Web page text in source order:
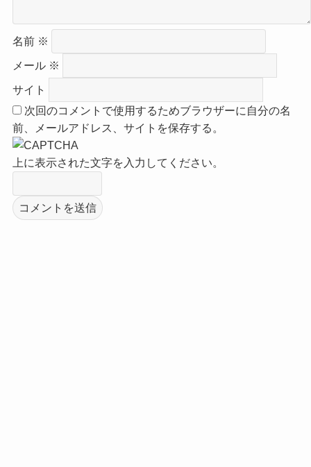
名前 ※
メール ※
サイト
次回のコメントで使用するためブラウザーに自分の名
前、メールアドレス、サイトを保存する。
上に表示された文字を入力してください。